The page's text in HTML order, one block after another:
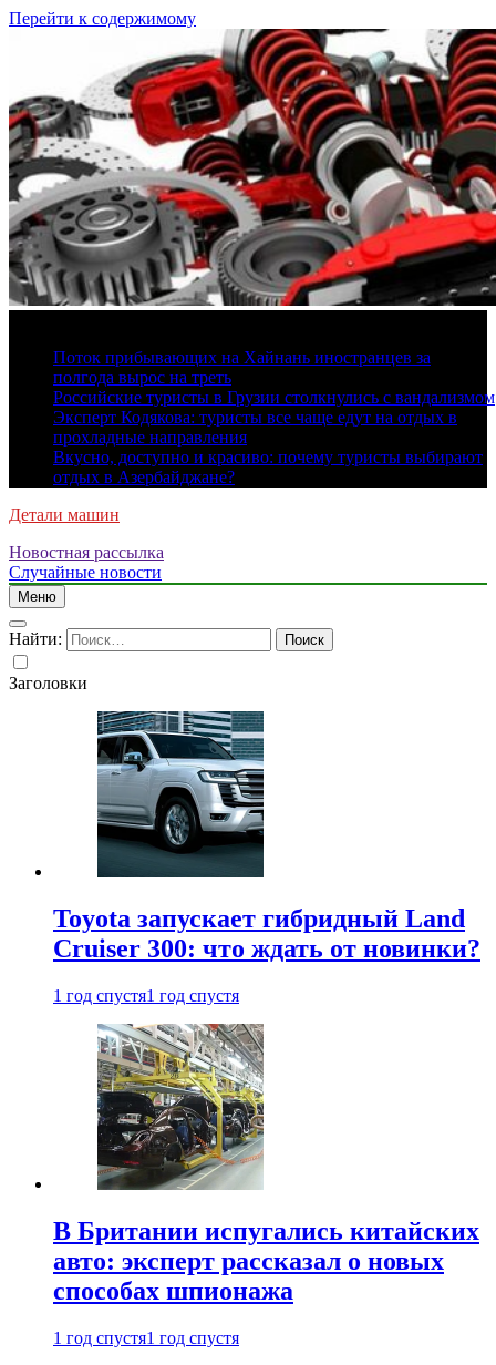
Перейти к содержимому
Поток прибывающих на Хайнань иностранцев за
полгода вырос на треть
Российские туристы в Грузии столкнулись с вандализмом
Эксперт Кодякова: туристы все чаще едут на отдых в
прохладные направления
Вкусно, доступно и красиво: почему туристы выбирают
отдых в Азербайджане?
Детали машин
Новостная рассылка
Случайные новости
Меню
Найти:
Заголовки
Toyota запускает гибридный Land
Cruiser 300: что ждать от новинки?
1 год спустя1 год спустя
В Британии испугались китайских
авто: эксперт рассказал о новых
способах шпионажа
1 год спустя1 год спустя